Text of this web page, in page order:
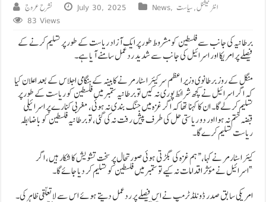
نشرح عروج July 30, 2025 News, انٹرنیشنل,سیاست
83 Views
برطانیہ کی جانب سے فلسطین کو مشروط طور پر ایک آزاد ریاست کے طور پر تسلیم کرنے کے
فیصلے پر امریکا اور اسرائیل کی جانب سے شدید ردعمل سامنے آیا ہے۔
منگل کے روز برطانوی وزیر اعظم سر کیئر اسٹارمر نے کابینہ کے ہنگامی اجلاس کے بعد اعلان کیا
کہ اگر اسرائیل نے کچھ شرائط پوری نہ کیں تو برطانیہ ستمبر میں فلسطین کو ریاست کے طور پر
تسلیم کر لے گا۔ ان کا کہنا تھا کہ اگر غزہ میں جنگ بندی نہ ہوئی، مغربی کنارے پر اسرائیلی
قبضہ ختم نہ ہوا اور دو ریاستی حل کی طرف پیش رفت نہ کی گئی، تو برطانیہ فلسطین کو باضابطہ
ریاست تسلیم کرے گا۔
کیئر اسٹارمر نے کہا، “ہم غزہ کی بگڑتی ہوئی صورتحال پر سخت تشویش کا شکار ہیں، اگر
اسرائیل نے مؤثر اقدامات نہ کیے تو ستمبر میں فلسطین کو تسلیم کر دیا جائے گا۔”
امریکی سابق صدر ڈونلڈ ٹرمپ نے اس فیصلے پر ردعمل دیتے ہوئے اس سے لاتعلقی ظاہر کی۔